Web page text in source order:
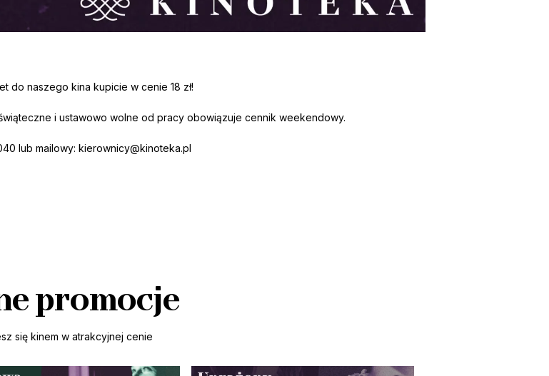
do naszego kina kupicie w cenie 18 zł!
i ustawowo wolne od pracy obowiązuje cennik weekendowy.
lub mailowy:kierownicy@kinoteka.pl
promocje
się kinem w atrakcyjnej cenie